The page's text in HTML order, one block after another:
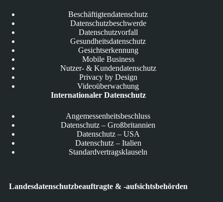
Beschäftigtendatenschutz
Datenschutzbeschwerde
Datenschutzvorfall
Gesundheitsdatenschutz
Gesichtserkennung
Mobile Business
Nutzer- & Kundendatenschutz
Privacy by Design
Videoüberwachung
Internationaler Datenschutz
Angemessenheitsbeschluss
Datenschutz – Großbritannien
Datenschutz – USA
Datenschutz – Italien
Standardvertragsklauseln
Landesdatenschutzbeauftragte & -aufsichtsbehörden